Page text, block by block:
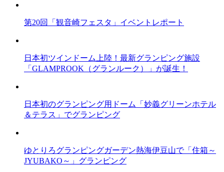
第20回「観音崎フェスタ」イベントレポート
日本初ツインドーム上陸！最新グランピング施設
「GLAMPROOK（グランルーク）」が誕生！
日本初のグランピング用ドーム「妙義グリーンホテル
＆テラス」でグランピング
ゆとりろグランピングガーデン熱海伊豆山で「住箱～
JYUBAKO～」グランピング